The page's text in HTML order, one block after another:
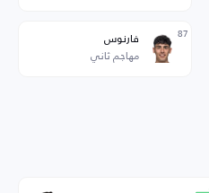
87 فارنوس
مهاجم ثاني